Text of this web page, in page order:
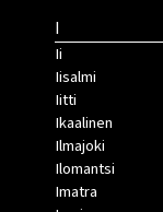
I
Ii
Iisalmi
Iitti
Ikaalinen
Ilmajoki
Ilomantsi
Imatra